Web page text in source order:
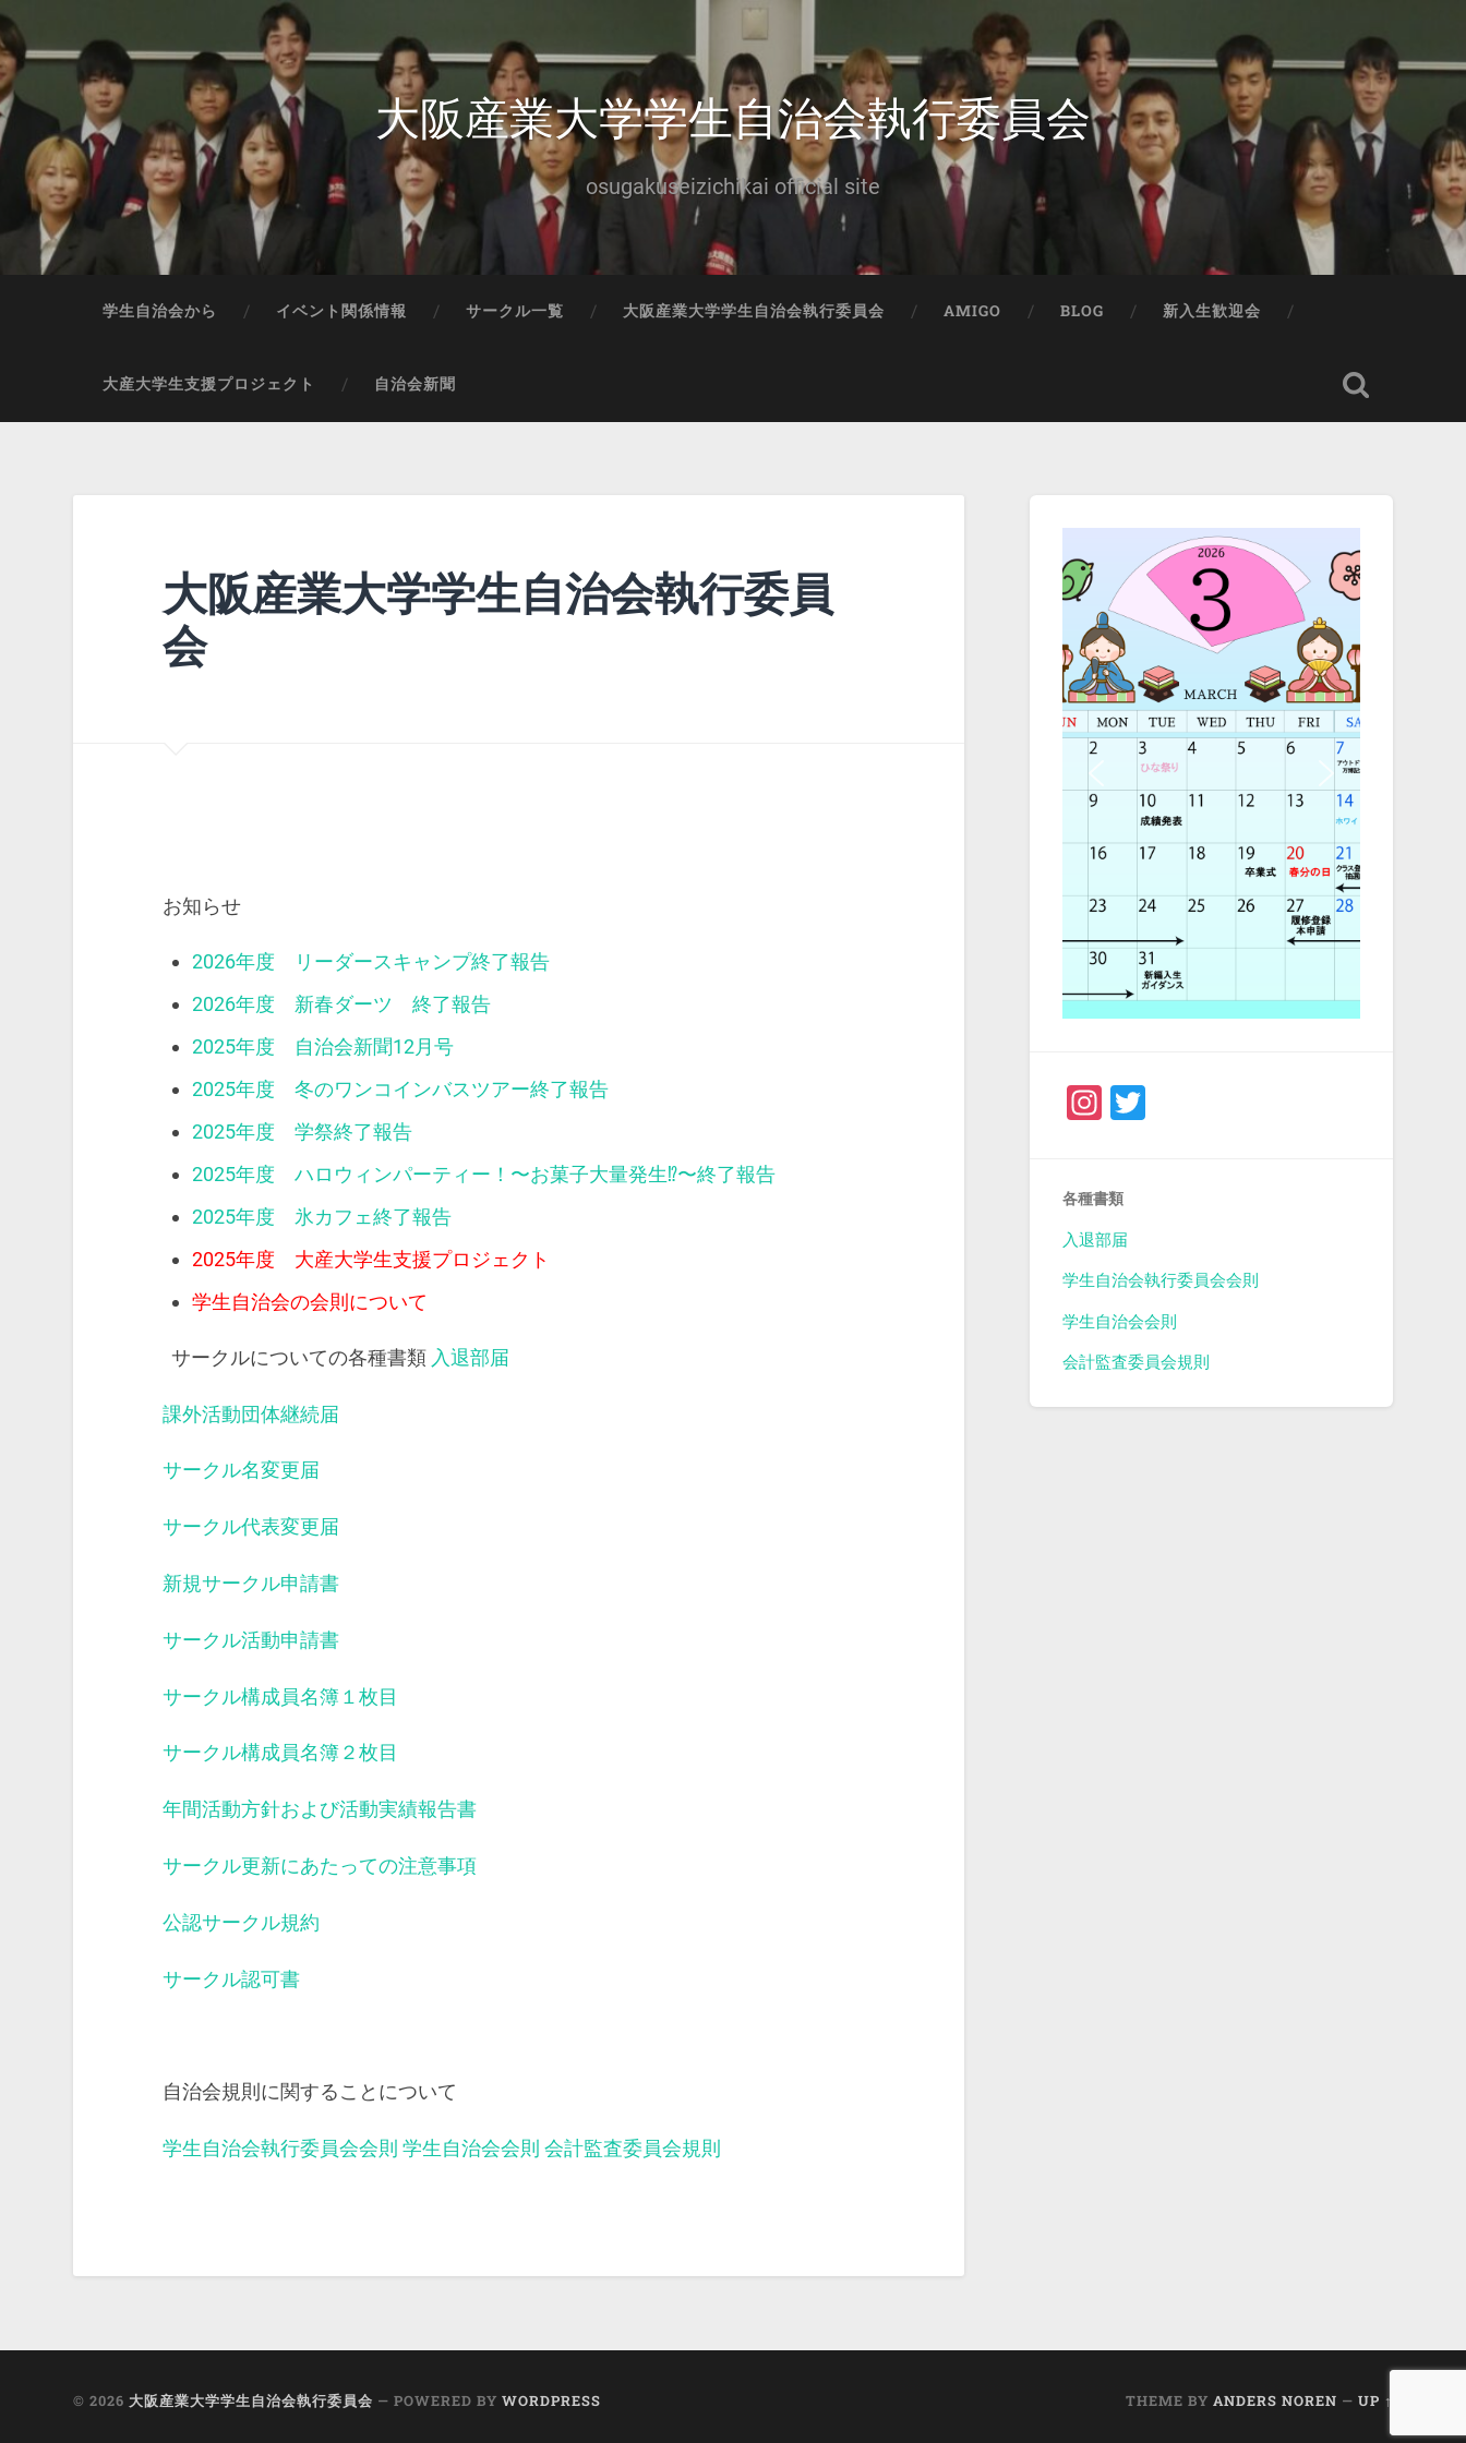
大阪産業大学学生自治会執行委員会
osugakuseizichikai official site
学生自治会から イベント関係情報 サークル一覧 大阪産業大学学生自治会執行委員会 AMIGO BLOG 新入生歓迎会
大産大学生支援プロジェクト 自治会新聞
大阪産業大学学生自治会執行委員
会
お知らせ
2026年度 リーダースキャンプ終了報告
2026年度 新春ダーツ 終了報告
2025年度 自治会新聞12月号
2025年度 冬のワンコインバスツアー終了報告
2025年度 学祭終了報告
2025年度 ハロウィンパーティー！〜お菓子大量発生⁉︎〜終了報告
2025年度 氷カフェ終了報告
2025年度 大産大学生支援プロジェクト
学生自治会の会則について
サークルについての各種書類 入退部届
課外活動団体継続届
サークル名変更届
サークル代表変更届
新規サークル申請書
サークル活動申請書
サークル構成員名簿１枚目
サークル構成員名簿２枚目
年間活動方針および活動実績報告書
サークル更新にあたっての注意事項
公認サークル規約
サークル認可書
自治会規則に関することについて
学生自治会執行委員会会則 学生自治会会則 会計監査委員会規則
Instagram
各種書類
入退部届
学生自治会執行委員会会則
学生自治会会則
会計監査委員会規則
© 2026 大阪産業大学学生自治会執行委員会 — POWERED BYWORDPRESS THEME BY ANDERS NOREN — UP ↑